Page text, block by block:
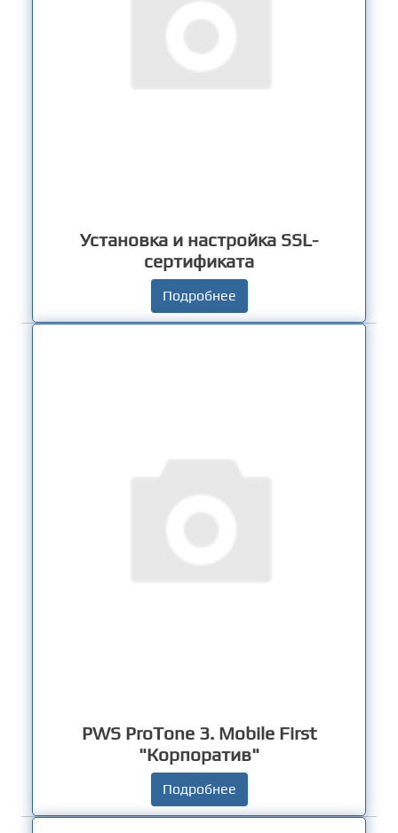
Установка и настройка SSL-
сертификата
Подробнее
PWS ProTone 3. Mobile First
"Корпоратив"
Подробнее